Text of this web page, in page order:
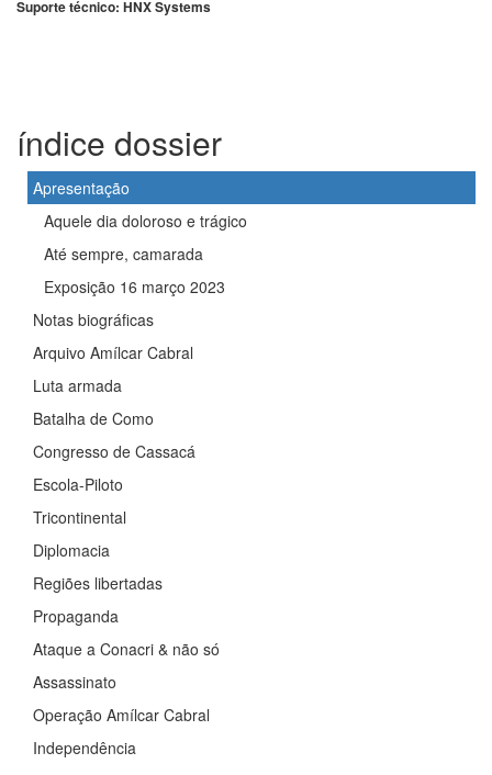
Suporte técnico: HNX Systems
índice dossier
Apresentação
Aquele dia doloroso e trágico
Até sempre, camarada
Exposição 16 março 2023
Notas biográficas
Arquivo Amílcar Cabral
Luta armada
Batalha de Como
Congresso de Cassacá
Escola-Piloto
Tricontinental
Diplomacia
Regiões libertadas
Propaganda
Ataque a Conacri & não só
Assassinato
Operação Amílcar Cabral
Independência